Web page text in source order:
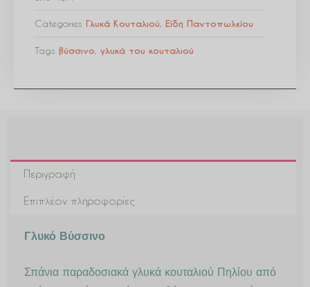
Categories Γλυκά Κουταλιού, Είδη Παντοπωλείου
Tags βύσσινο, γλυκά του κουταλιού
Περιγραφή
Επιπλέον πληροφορίες
Γλυκό Βύσσινο
Σπάνια παραδοσιακά γλυκά κουταλιού Πηλίου από